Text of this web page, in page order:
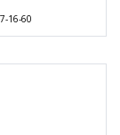
16-60